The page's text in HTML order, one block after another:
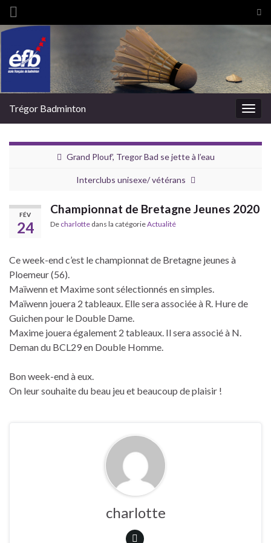
Trégor Badminton
Grand Plouf’, Tregor Bad se jette à l’eau
Interclubs unisexe/ vétérans
FÉV
24
Championnat de Bretagne Jeunes 2020
De charlotte dans la catégorieActualité
Ce week-end c’est le championnat de Bretagne jeunes à
Ploemeur (56).
Maïwenn et Maxime sont sélectionnés en simples.
Maïwenn jouera 2 tableaux. Elle sera associée à R. Hure de
Guichen pour le Double Dame.
Maxime jouera également 2 tableaux. Il sera associé à N.
Deman du BCL29 en Double Homme.
Bon week-end à eux.
On leur souhaite du beau jeu et beaucoup de plaisir !
charlotte